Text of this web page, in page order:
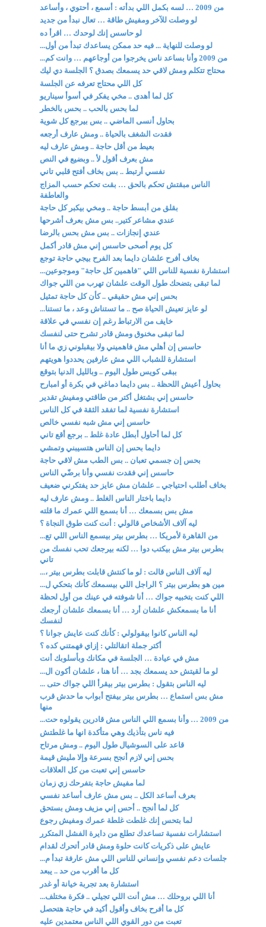
من 2009 … لسه بكمل اللي بدأته : أسمع ، أحتوي ، وأساعد
لو وصلت للآخر ومفيش طاقة … تعال نبدأ من جديد
لو حاسس إنك لوحدك … اقرأ ده
لو وصلت للنهاية ... فيه حد ممكن يساعدك تبدأ من أول...
من 2009 وأنا بساعد ناس يخرجوا من أوجاعهم … وانت كم...
محتاج تتكلم ومش لاقي حد يسمعك بصدق ؟ الجلسة دي ليك
كل اللي محتاج تعرفه عن الجلسة
كل لما أهدى .. مخي يفكر في أسوأ سيناريو
لما بحس بالحب .. بحس بالخطر
بحاول أنسى الماضي .. بس بيرجع كل شوية
فقدت الشغف بالحياة .. ومش عارف أرجعه
بعيط من أقل حاجة .. ومش عارف ليه
مش بعرف أقول لأ .. وبضيع في النص
نفسي أرتبط .. بس بخاف أفتح قلبي تاني
الناس مبقتش تحكم بالحق … بقت تحكم حسب المزاج
والعاطفة
بقلق من أبسط حاجة .. ومخي بيكبر كل حاجة
عندي مشاعر كتير.. بس مش بعرف أشرحها
عندي إنجازات .. بس مش بحس بالرضا
كل يوم أصحى حاسس إني مش قادر أكمل
بخاف أفرح علشان دايما بعد الفرح بيجي حاجة توجع
استشارة نفسية للناس اللي "فاهمين كل حاجة" وموجوعين...
لما تبقى بتضحك طول الوقت علشان تهرب من اللي جواك
بحس إني مش حقيقي .. كأن كل حاجة تمثيل
لو عايز تعيش الحياة صح .. ما تستناش وعد ، ما تستنا...
خايف من الارتباط رغم إن نفسي في علاقة
لما تبقى مخنوق ومش قادر تشرح حتى لنفسك
حاسس إن أهلي مش فاهميني ولا بيقبلوني زي ما أنا
استشارة للشباب اللي مش عارفين يحددوا هويتهم
ببقى كويس طول اليوم .. وبالليل الدنيا بتوقع
بحاول أعيش اللحظة .. بس دايما دماغي في بكرة أو امبارح
حاسس إني بشتغل أكتر من طاقتي ومفيش تقدير
استشارة نفسية لما تفقد الثقة في كل الناس
حاسس إني مش شبه نفسي خالص
كل لما أحاول أبطل عادة غلط .. برجع أقع تاني
دايما بحس إن الناس هتسيبني وتمشي
بحس إن جسمي تعبان .. بس الطب مش لاقي حاجة
حاسس إني فقدت نفسي وأنا برضّي الناس
بخاف أطلب احتياجي .. علشان مش عايز حد يفتكرني ضعيف
دايما باختار الناس الغلط .. ومش عارف ليه
مش بس بسمعك … أنا بسمع اللي عمرك ما قلته
ليه آلاف الأشخاص قالولي : أنت كنت طوق النجاة ؟
من القاهرة لأمريكا … بطرس بيتر بيسمع الناس اللي تع...
بطرس بيتر مش بيكتب دوا … لكنه بيرجعك تحب نفسك من
تاني
ليه آلاف الناس قالت : لو ما كنتش قابلت بطرس بيتر ،...
مين هو بطرس بيتر ؟ الراجل اللي بيسمعك كأنك بتحكي ل...
اللي كنت بتخبيه جواك … أنا شوفته في عينك من أول لحظة
أنا ما بسمعكش علشان أرد … أنا بسمعك علشان أرجعك
لنفسك
ليه الناس كانوا بيقولولي : كأنك كنت عايش جوانا ؟
أكتر جملة اتقالتلي : إزاي فهمتني كده ؟
مش في عيادة … الجلسة في مكانك وبأسلوبك أنت
لو ما لقيتش حد يسمعك بجد … أنا هنا ، علشان أكون ال...
ليه الناس بتقول : بطرس بيتر بيقرأ اللي جواك حتى ...
مش بس استماع … بطرس بيتر بيفتح أبواب ما حدش قرب
منها
من 2009 … وأنا بسمع اللي الناس مش قادرين يقولوه حت...
فيه ناس بتأذيك وهي متأكدة انها ما غلطتش
قاعد على السوشيال طول اليوم .. ومش مرتاح
بحس إني لازم أنجح بسرعة وإلا مليش قيمة
حاسس إني تعبت من كل العلاقات
لما مفيش حاجة بتفرحك زي زمان
بعرف أساعد الكل .. بس مش عارف أساعد نفسي
كل لما أنجح .. أحس إني مزيف ومش بستحق
لما بتحس إنك غلطت غلطة عمرك ومفيش رجوع
استشارات نفسية تساعدك تطلع من دايرة الفشل المتكرر
عايش على ذكريات كانت حلوة ومش قادر أتحرك لقدام
جلسات دعم نفسي وإنساني للناس اللي مش عارفة تبدأ م...
كل ما أقرب من حد .. يبعد
استشارة بعد تجربة خيانة أو غدر
أنا اللي بروحلك … مش أنت اللي تجيلي .. فكرة مختلف...
كل ما أفرح بخاف وأقول أكيد في حاجة هتحصل
تعبت من دور القوي اللي الناس معتمدين عليه